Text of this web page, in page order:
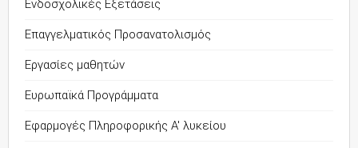
Ενδοσχολικές Εξετάσεις
Επαγγελματικός Προσανατολισμός
Εργασίες μαθητών
Ευρωπαϊκά Προγράμματα
Εφαρμογές Πληροφορικής Α' λυκείου